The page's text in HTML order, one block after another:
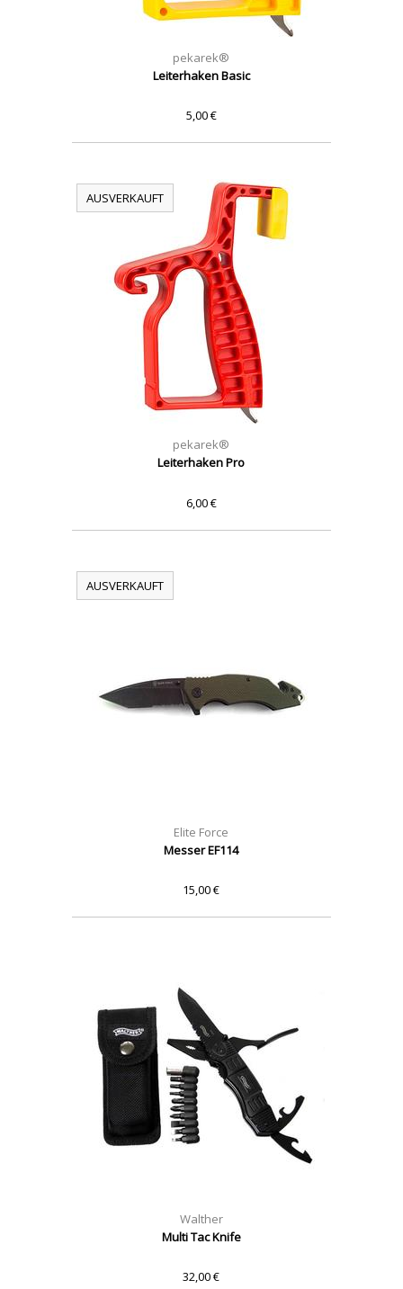
pekarek®
Leiterhaken Basic
5,00 €
AUSVERKAUFT
pekarek®
Leiterhaken Pro
6,00 €
AUSVERKAUFT
Elite Force
Messer EF114
15,00 €
Walther
Multi Tac Knife
32,00 €